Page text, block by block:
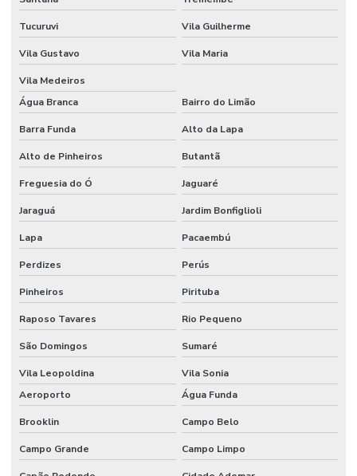
Embalagens Para Componentes Eletrônicos
Embalagens Para E Commerce Em Material Reciclado
Embalagens Para Medicamentos Sensíveis
Embalagens Para Peças Automotivas
Embalagens Para Produtos Que Exigem Proteção
Embalagens Para Produtos Químicos
Embalagens Para Proteção De Componentes Eletrônicos
Embalagens Para Proteção De Medicamentos
Embalagens Personalizadas
Embalagens Personalizadas Em Diversas Cores
Embalagens Técnicas
Embalagens Técnicas Com Proteção Contra Gases
Embalagens Técnicas Para Armazenagem De Medicamentos
Embalagens Técnicas Para Armazenamento De Químicos
Embalagens Técnicas Para Produtos De Consumo
Tucuruvi Vila Guilherme
Vila Gustavo Vila Maria
Vila Medeiros
Água Branca
Bairro do Limão
Barra Funda Alto da Lapa
Alto de Pinheiros Butantã
Freguesia do Ó Jaguaré
Jaraguá Jardim Bonfiglioli
Lapa Pacaembú
Perdizes Perús
Pinheiros Pirituba
Raposo Tavares Rio Pequeno
São Domingos Sumaré
Vila Leopoldina
Vila Sonia
Aeroporto
Água Funda
Brooklin Campo Belo
Campo Grande Campo Limpo